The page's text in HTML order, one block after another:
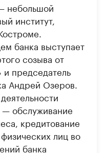
небольшой
институт,
банка выступает
созыва от
председатель
Андрей Озеров.
— обслуживание
кредитование
лиц во
банка